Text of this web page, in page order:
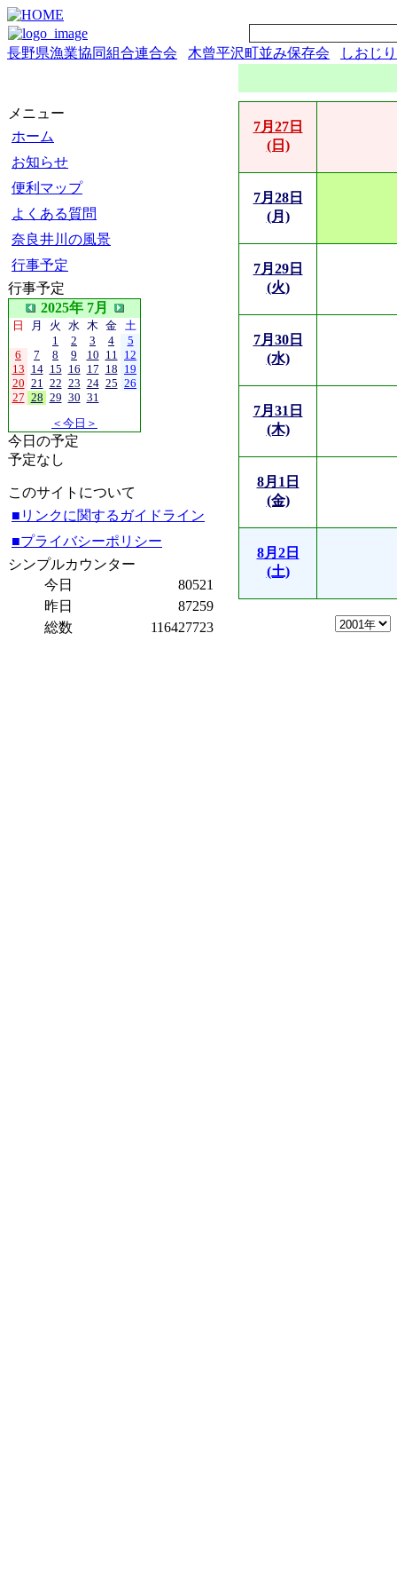
長野県漁業協同組合連合会 木曾平沢町並み保存会 しおじ
メニュー
ホーム
お知らせ
便利マップ
よくある質問
奈良井川の風景
行事予定
行事予定
2025年 7月
日 月 火 水 木 金 土
1
2 3 4
5
6
7 8 9 10 11 12
13 14 15 16 17 18 19
20 21 22 23 24 25 26
27 28 29 30 31
＜今日＞
今日の予定
予定なし
このサイトについて
■リンクに関するガイドライン
■プライバシーポリシー
シンプルカウンター
今日
80521
昨日
87259
総数
116427723
7月27日
(日)
7月28日
(月)
7月29日
(火)
7月30日
(水)
7月31日
(木)
8月1日
(金)
8月2日
(土)